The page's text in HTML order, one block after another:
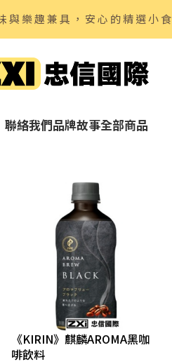
與樂趣兼具，安心的精選小食
聯絡我們品牌故事全部商品
《KIRIN》麒麟AROMA黑咖
啡飲料